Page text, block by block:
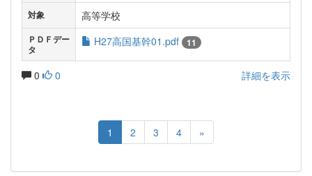
対象 高等学校
ＰＤＦデー
タ
H27高国基幹01.pdf 11
0 0 詳細を表示
1 2 3 4 »